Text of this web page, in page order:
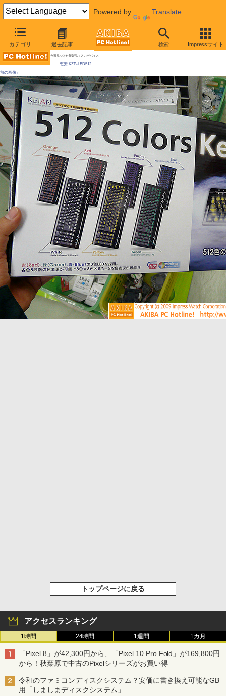
Powered by Translate
カテゴリ 過去記事 検索 Impressサイト
AKIBA PC Hotline! 2009年12月19日号
512色に光るキーボード発売、マッドサイエンティスト風？モードも
今週見つけた新製品：入力デバイス
恵安 KZP-LED512
前の画像←
トップページに戻る
アクセスランキング
1時間 24時間 1週間 1カ月
「Pixel 8」が42,300円から、「Pixel 10 Pro Fold」が169,800円
から！秋葉原で中古のPixelシリーズがお買い得
令和のファミコンディスクシステム？安価に書き換え可能なGB
用「しましまディスクシステム」